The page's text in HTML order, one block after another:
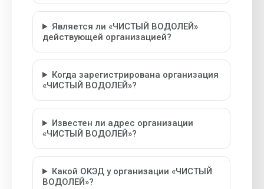
Является ли «ЧИСТЫЙ ВОДОЛЕЙ»
действующей организацией?
Когда зарегистрирована организация
«ЧИСТЫЙ ВОДОЛЕЙ»?
Известен ли адрес организации
«ЧИСТЫЙ ВОДОЛЕЙ»?
Какой ОКЭД у организации «ЧИСТЫЙ
ВОДОЛЕЙ»?